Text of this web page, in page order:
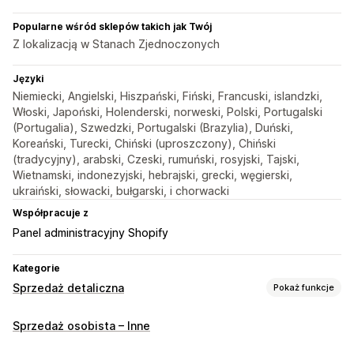
Popularne wśród sklepów takich jak Twój
Z lokalizacją w Stanach Zjednoczonych
Języki
Niemiecki, Angielski, Hiszpański, Fiński, Francuski, islandzki,
Włoski, Japoński, Holenderski, norweski, Polski, Portugalski
(Portugalia), Szwedzki, Portugalski (Brazylia), Duński,
Koreański, Turecki, Chiński (uproszczony), Chiński
(tradycyjny), arabski, Czeski, rumuński, rosyjski, Tajski,
Wietnamski, indonezyjski, hebrajski, grecki, węgierski,
ukraiński, słowacki, bułgarski, i chorwacki
Współpracuje z
Panel administracyjny Shopify
Kategorie
Sprzedaż detaliczna Pokaż funkcje
POS
Sprzedaż osobista – Inne